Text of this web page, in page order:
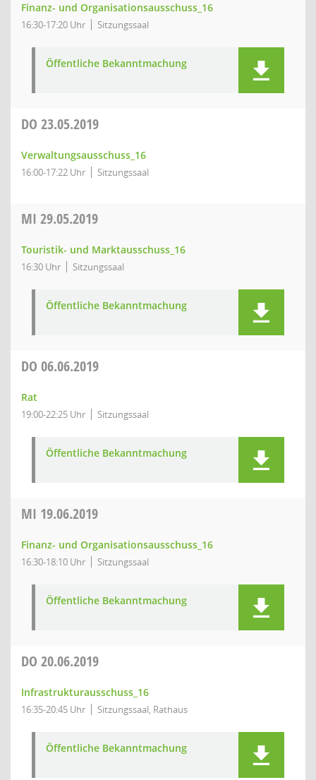
Finanz- und Organisationsausschuss_16
16:30-17:20 Uhr Sitzungssaal
Öffentliche Bekanntmachung
DO 23.05.2019
Verwaltungsausschuss_16
16:00-17:22 Uhr Sitzungssaal
MI 29.05.2019
Touristik- und Marktausschuss_16
16:30 Uhr Sitzungssaal
Öffentliche Bekanntmachung
DO 06.06.2019
Rat
19:00-22:25 Uhr Sitzungssaal
Öffentliche Bekanntmachung
MI 19.06.2019
Finanz- und Organisationsausschuss_16
16:30-18:10 Uhr Sitzungssaal
Öffentliche Bekanntmachung
DO 20.06.2019
Infrastrukturausschuss_16
16:35-20:45 Uhr Sitzungssaal, Rathaus
Öffentliche Bekanntmachung